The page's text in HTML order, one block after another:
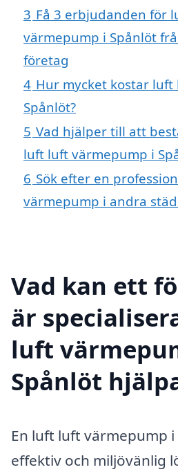
3 Få 3 erbjudanden för
värmepump i Spånlöt
företag
4 Hur mycket kostar
Spånlöt?
5 Vad hjälper till att
luft luft värmepump i
6 Sök efter en
värmepump i andra
Vad kan ett
är
luft
Spånlöt
En luft luft värmepump
effektiv och miljövänlig